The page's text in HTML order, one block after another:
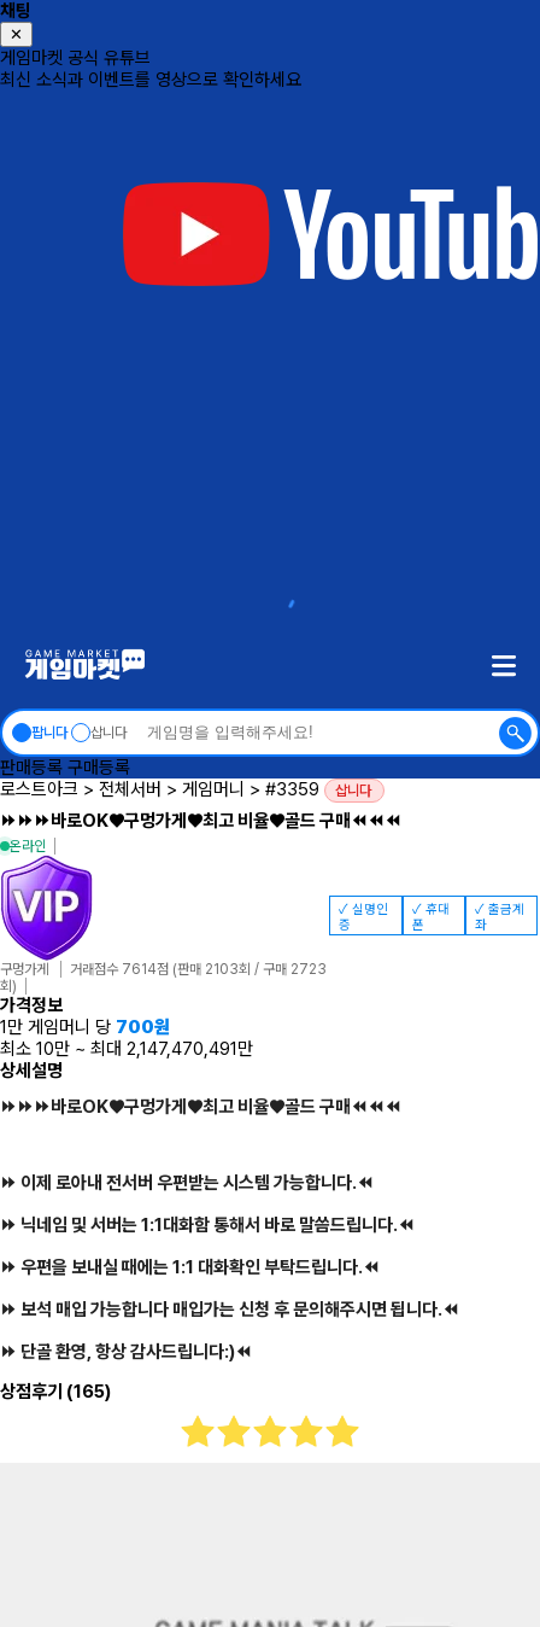
채팅
✕
게임마켓 공식 유튜브
최신 소식과 이벤트를 영상으로 확인하세요
팝니다 삽니다
판매등록 구매등록
로스트아크 > 전체서버 > 게임머니 > #3359 삽니다
⏩⏩⏩바로OK♥️구멍가게♥️최고 비율♥️골드 구매⏪⏪⏪
온라인
구멍가게 거래점수 7614점 (판매 2103회 / 구매 2723
회)
✓ 실명인
증
✓ 휴대
폰
✓ 출금계
좌
가격정보
1만 게임머니 당 700원
최소 10만 ~ 최대 2,147,470,491만
상세설명
⏩⏩⏩바로OK♥️구멍가게♥️최고 비율♥️골드 구매⏪⏪⏪
⏩ 이제 로아내 전서버 우편받는 시스템 가능합니다.⏪
⏩ 닉네임 및 서버는 1:1대화함 통해서 바로 말씀드립니다.⏪
⏩ 우편을 보내실 때에는 1:1 대화확인 부탁드립니다.⏪
⏩ 보석 매입 가능합니다 매입가는 신청 후 문의해주시면 됩니다.⏪
⏩ 단골 환영, 항상 감사드립니다:)⏪
상점후기 (165)